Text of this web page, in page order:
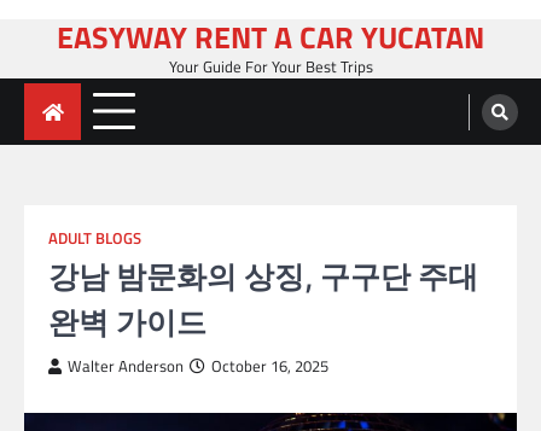
content
EASYWAY RENT A CAR YUCATAN
Your Guide For Your Best Trips
ADULT BLOGS
강남 밤문화의 상징, 구구단 주대
완벽 가이드
Walter Anderson October 16, 2025